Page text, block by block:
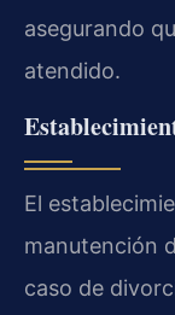
asegurando
atendido.
El
manutención
caso de